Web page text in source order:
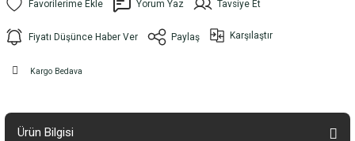
Yorum Yaz Tavsiye Et
Fiyatı Düşünce Haber Ver Paylaş Karşılaştır
Kargo Bedava
Ürün Bilgisi